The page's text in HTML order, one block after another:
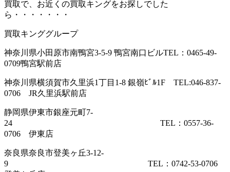
買取で、お近くの買取キングをお探しでした
ら・・・・・・・
買取キンググループ
神奈川県小田原市南鴨宮3-5-9 鴨宮南口ビルTEL：0465-49-
0709鴨宮駅前店
神奈川県横須賀市久里浜1丁目1-8 銀嶺ﾋﾞﾙ1F TEL:046-837-
0706 JR久里浜駅前店
静岡県伊東市銀座元町7-
24 TEL：0557-36-
0706 伊東店
奈良県奈良市登美ヶ丘3-12-
9 TEL：0742-53-0706